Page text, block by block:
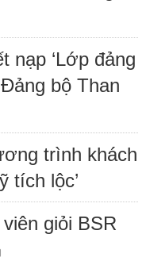
nạp ‘Lớp đảng
bộ Than
trình khách
tích lộc’
giỏi BSR